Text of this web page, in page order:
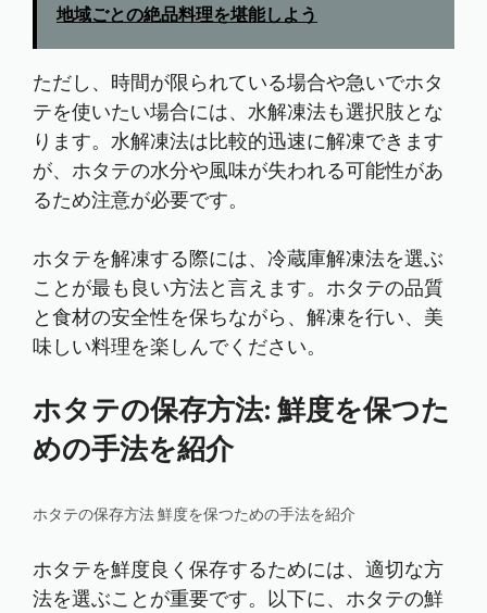
地域ごとの絶品料理を堪能しよう
ただし、時間が限られている場合や急いでホタ
テを使いたい場合には、水解凍法も選択肢とな
ります。水解凍法は比較的迅速に解凍できます
が、ホタテの水分や風味が失われる可能性があ
るため注意が必要です。
ホタテを解凍する際には、冷蔵庫解凍法を選ぶ
ことが最も良い方法と言えます。ホタテの品質
と食材の安全性を保ちながら、解凍を行い、美
味しい料理を楽しんでください。
ホタテの保存方法: 鮮度を保つた
めの手法を紹介
ホタテの保存方法 鮮度を保つための手法を紹介
ホタテを鮮度良く保存するためには、適切な方
法を選ぶことが重要です。以下に、ホタテの鮮